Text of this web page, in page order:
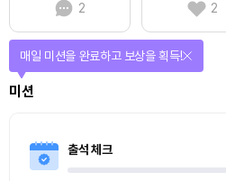
2
2
미션
매일 미션을 완료하고 보상을 획득!
출석 체크